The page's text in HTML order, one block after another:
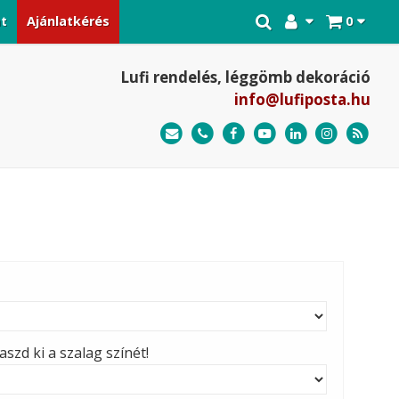
0
Ajánlatkérés
Lufi rendelés, léggömb dekoráció
info@lufiposta.hu
ki a szalag színét!